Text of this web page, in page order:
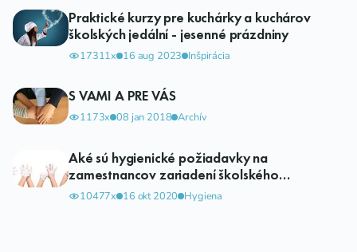
Praktické kurzy pre kuchárky a kuchárov
školských jedální - jesenné prázdniny
17311x 16 aug 2023 Inšpirácia
S VAMI A PRE VÁS
1173x 08 jan 2018 Archív
Aké sú hygienické požiadavky na
zamestnancov zariadení školského
stravovania
10477x 16 okt 2020 Hygiena